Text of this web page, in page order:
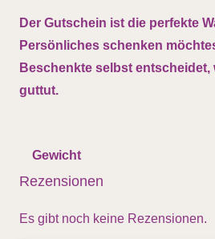
Der Gutschein ist die perfekte
Persönliches schenken
Beschenkte selbst entscheidet,
guttut.
Gewicht
Rezensionen
Es gibt noch keine Rezensionen.